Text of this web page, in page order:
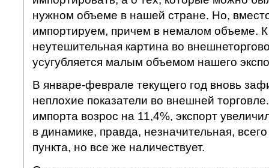
нужном объеме в нашей стране. Но,
импортируем, причем в немалом объеме.
неутешительная картина во
усугубляется малым объемом нашего
В январе-феврале текущего год вновь
неплохие показатели во внешней
импорта возрос на 11,4%, экспорт
в динамике, правда, незначительная,
пункта, но все же наличествует.